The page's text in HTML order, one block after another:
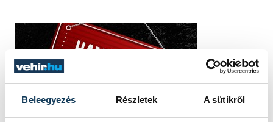
Beleegyezés Részletek A sütikről